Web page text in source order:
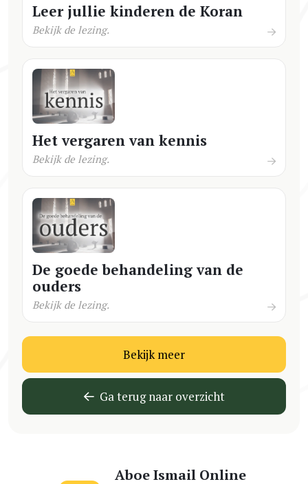
Leer jullie kinderen de Koran
Bekijk de lezing.
Het vergaren van kennis
Bekijk de lezing.
De goede behandeling van de
ouders
Bekijk de lezing.
Bekijk meer
Ga terug naar overzicht
Aboe Ismail Online